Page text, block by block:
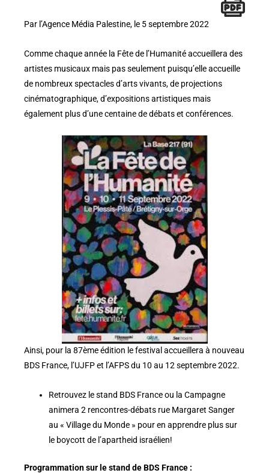
Par l’Agence Média Palestine, le 5 septembre 2022
Comme chaque année la Fête de l’Humanité accueillera des
artistes musicaux mais pas seulement puisqu’elle accueille
de nombreux spectacles d’arts vivants, de projections
cinématographique, d’expositions artistiques mais
également plus d’une centaine de débats et conférences.
Ainsi, pour la 87ème édition le festival accueillera à nouveau
BDS France, l’UJFP et l’AFPS du 10 au 12 septembre 2022.
Retrouvez le stand BDS France ou la Campagne
animera 2 rencontres-débats rue Margaret Sanger
au « Village du Monde » pour en apprendre plus sur
le boycott de l’apartheid israélien!
Programmation sur le stand de BDS France :